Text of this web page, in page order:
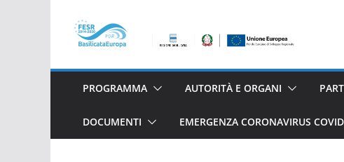
contenuto
PROGRAMMA AUTORITÀ E ORGANI
DOCUMENTI EMERGENZA CORONAVIRUS